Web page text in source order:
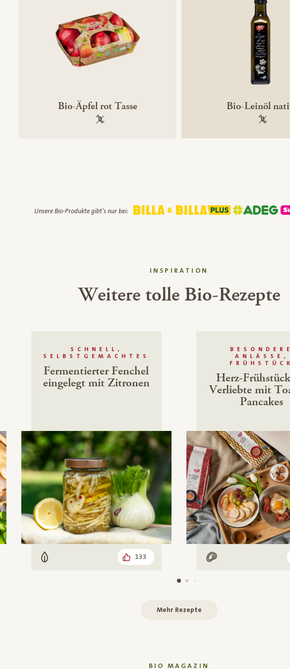
Bio-Äpfel rot Tasse
100 % gentechnikfrei
Bio-Leinöl
100 %
Unsere Bio-Produkte gibt's nur bei:
INSPIRATION
Weitere tolle Bio-Rezepte
SCHNELL,
SELBSTGEMACHTES
Fermentierter Fenchel
eingelegt mit Zitronen
Vegetarisch 133
BESONDERE
ANLÄSSE,
FRÜHSTÜCK
Herz-
Verliebte mit
Pancakes
Mit Fleisch
Mehr Rezepte
BIO MAGAZIN